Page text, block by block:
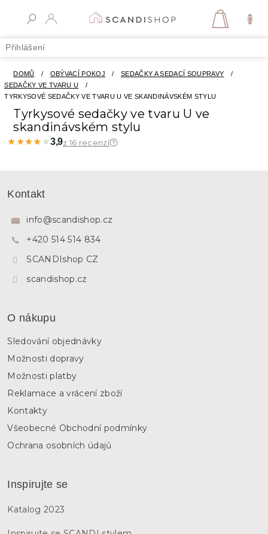
Přihlášení
DOMŮ / OBÝVACÍ POKOJ / SEDAČKY A SEDACÍ SOUPRAVY
/
SEDAČKY VE TVARU U
/
TYRKYSOVÉ SEDAČKY VE TVARU U VE SKANDINÁVSKÉM STYLU
Tyrkysové sedačky ve tvaru U ve
skandinávském stylu
★★★★★
★★★★★3,9z 16 recenzí
Kontakt
info@scandishop.cz
+420 514 514 834
SCANDIshop CZ
scandishop.cz
O nákupu
Sledování objednávky
Možnosti dopravy
Možnosti platby
Reklamace a vrácení zboží
Kontakty
Všeobecné Obchodní podmínky
Ochrana osobních údajů
Inspirujte se
Katalog 2023